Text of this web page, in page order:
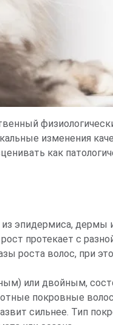
изменения
как
эпидермиса, дермы
протекает с
роста волос, при
или двойным,
покровные
сильнее. Тип